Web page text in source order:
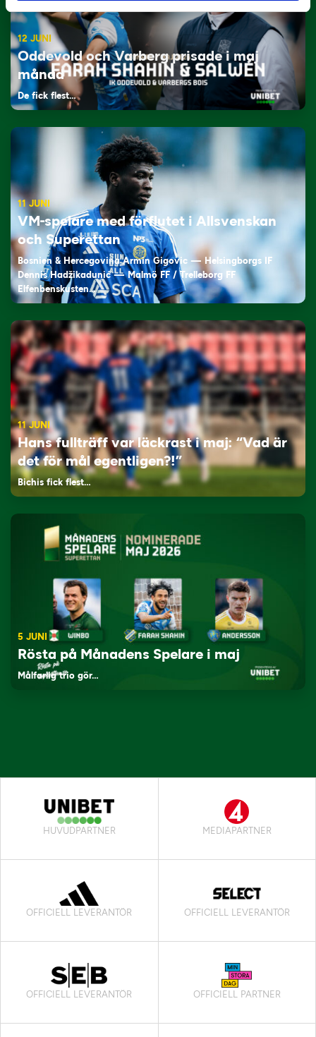
12 JUNI
Oddevold och Varberg prisade i maj
månad
De fick flest…
11 JUNI
VM-spelare med förflutet i Allsvenskan
och Superettan
Bosnien & Hercegovina Armin Gigovic — Helsingborgs IF
Dennis Hadžikadunić — Malmö FF / Trelleborg FF
Elfenbenskusten…
11 JUNI
Hans fullträff var läckrast i maj: “Vad är
det för mål egentligen?!”
Bichis fick flest…
5 JUNI
Rösta på Månadens Spelare i maj
Målfarlig trio gör…
HUVUDPARTNER MEDIAPARTNER
OFFICIELL LEVERANTÖR OFFICIELL LEVERANTÖR
OFFICIELL LEVERANTÖR OFFICIELL PARTNER